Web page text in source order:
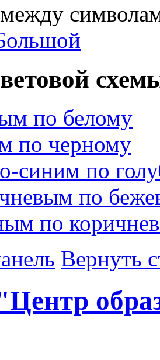
по белому
по черному
синим по
по
по
Вернуть